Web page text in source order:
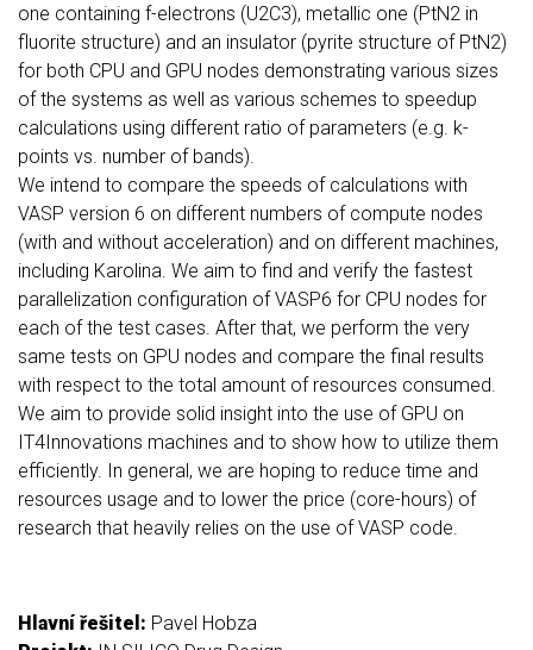
one containing f-electrons (U2C3), metallic one (PtN2 in
fluorite structure) and an insulator (pyrite structure of PtN2)
for both CPU and GPU nodes demonstrating various sizes
of the systems as well as various schemes to speedup
calculations using different ratio of parameters (e.g. k-
points vs. number of bands).
We intend to compare the speeds of calculations with
VASP version 6 on different numbers of compute nodes
(with and without acceleration) and on different machines,
including Karolina. We aim to find and verify the fastest
parallelization configuration of VASP6 for CPU nodes for
each of the test cases. After that, we perform the very
same tests on GPU nodes and compare the final results
with respect to the total amount of resources consumed.
We aim to provide solid insight into the use of GPU on
IT4Innovations machines and to show how to utilize them
efficiently. In general, we are hoping to reduce time and
resources usage and to lower the price (core-hours) of
research that heavily relies on the use of VASP code.
Hlavní řešitel: Pavel Hobza